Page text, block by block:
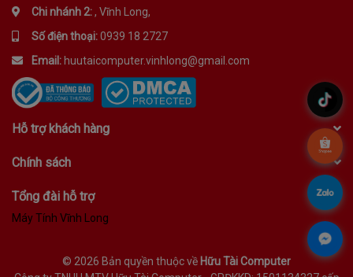
Chi nhánh 2:, Vĩnh Long,
Số điện thoại:0939 18 2727
Email: huutaicomputer.vinhlong@gmail.com
Hỗ trợ khách hàng
Chính sách
Tổng đài hỗ trợ
Máy Tính Vĩnh Long
© 2026 Bản quyền thuộc về Hữu Tài Computer
.
.
.
.